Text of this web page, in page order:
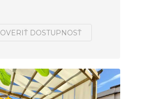
OVERIŤ DOSTUPNOSŤ